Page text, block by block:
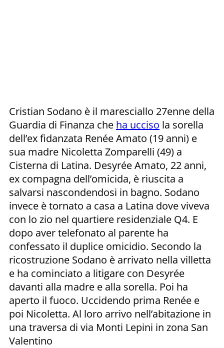
Cristian Sodano è il maresciallo 27enne della
Guardia di Finanza che ha ucciso la sorella
dell’ex fidanzata Renée Amato (19 anni) e
sua madre Nicoletta Zomparelli (49) a
Cisterna di Latina. Desyrée Amato, 22 anni,
ex compagna dell’omicida, è riuscita a
salvarsi nascondendosi in bagno. Sodano
invece è tornato a casa a Latina dove viveva
con lo zio nel quartiere residenziale Q4. E
dopo aver telefonato al parente ha
confessato il duplice omicidio. Secondo la
ricostruzione Sodano è arrivato nella villetta
e ha cominciato a litigare con Desyrée
davanti alla madre e alla sorella. Poi ha
aperto il fuoco. Uccidendo prima Renée e
poi Nicoletta. Al loro arrivo nell’abitazione in
una traversa di via Monti Lepini in zona San
Valentino